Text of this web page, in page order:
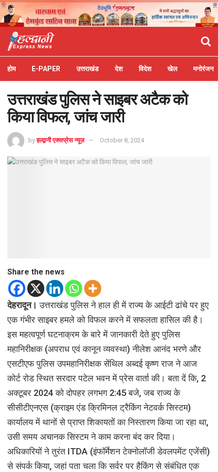
होम E-PAPER उत्तराखंड देश विदेश खेल मनोरंजन
उत्तराखंड पुलिस ने साइबर अटैक को
किया विफल, जांच जारी
by हल्द्वानी एक्सप्रेस न्यूज़ October 8, 2024
Share the news
देहरादून।उत्तराखंड पुलिस ने हाल ही में राज्य के आईटी ढांचे पर हुए
एक गंभीर साइबर हमले को विफल करने में सफलता हासिल की है।
इस महत्वपूर्ण घटनाक्रम के बारे में जानकारी देते हुए पुलिस
महानिरीक्षक (अपराध एवं कानून व्यवस्था) नीलेश आनंद भरणे और
एसटीएफ पुलिस उपमहानिरीक्षक सेंथिल अब्दई कृष्ण राज ने आज
कोर्ट रोड स्थित सरदार पटेल भवन में प्रेस वार्ता की। बता दें कि, 2
अक्टूबर 2024 को दोपहर लगभग 2:45 बजे, जब राज्य के
सीसीटीएनएस (क्राइम एंड क्रिमिनल ट्रैकिंग नेटवर्क सिस्टम)
कार्यालय में थानों से प्राप्त शिकायतों का निस्तारण किया जा रहा था,
उसी समय अचानक सिस्टम ने काम करना बंद कर दिया।
अधिकारियों ने तुरंत ITDA (इंफॉर्मेशन टेक्नोलॉजी डेवलपमेंट एजेंसी)
से संपर्क किया, जहां पता चला कि सर्वर पर हैकिंग से संबंधित एक